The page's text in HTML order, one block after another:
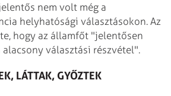
nem volt még a
helyhatósági választásokon. Az
hogy az államfőt "jelentősen
alacsony választási részvétel".
LÁTTAK, GYŐZTEK